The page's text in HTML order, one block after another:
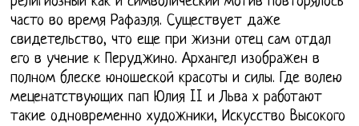
часто во время Рафаэля. Существует даже
свидетельство, что еще при жизни отец сам отдал
его в учение к Перуджино. Архангел изображен в
полном блеске юношеской красоты и силы. Где волею
меценатствующих пап Юлия II и Льва х работают
такие одновременно художники, Искусство Высокого